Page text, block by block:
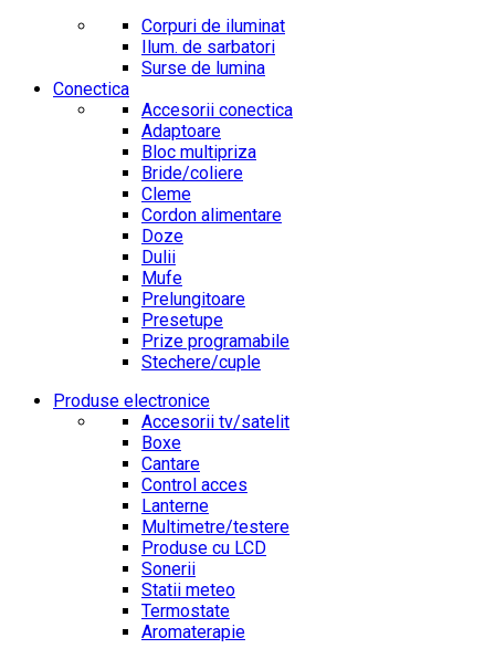
Corpuri de iluminat
Ilum. de sarbatori
Surse de lumina
Conectica
Accesorii conectica
Adaptoare
Bloc multipriza
Bride/coliere
Cleme
Cordon alimentare
Doze
Dulii
Mufe
Prelungitoare
Presetupe
Prize programabile
Stechere/cuple
Produse electronice
Accesorii tv/satelit
Boxe
Cantare
Control acces
Lanterne
Multimetre/testere
Produse cu LCD
Sonerii
Statii meteo
Termostate
Aromaterapie